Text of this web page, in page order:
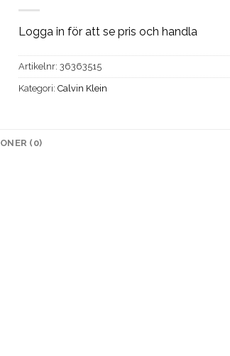
Logga in för att se pris och handla
Artikelnr:36363515
Kategori:Calvin Klein
(0)